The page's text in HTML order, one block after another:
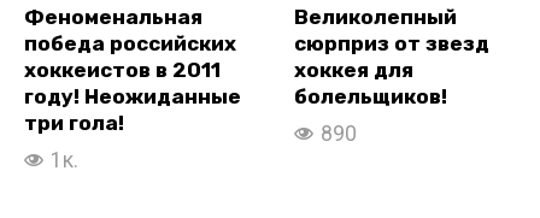
Феноменальная
победа российских
хоккеистов в 2011
году! Неожиданные
три гола!
1к.
Великолепный
сюрприз от звезд
хоккея для
болельщиков!
890